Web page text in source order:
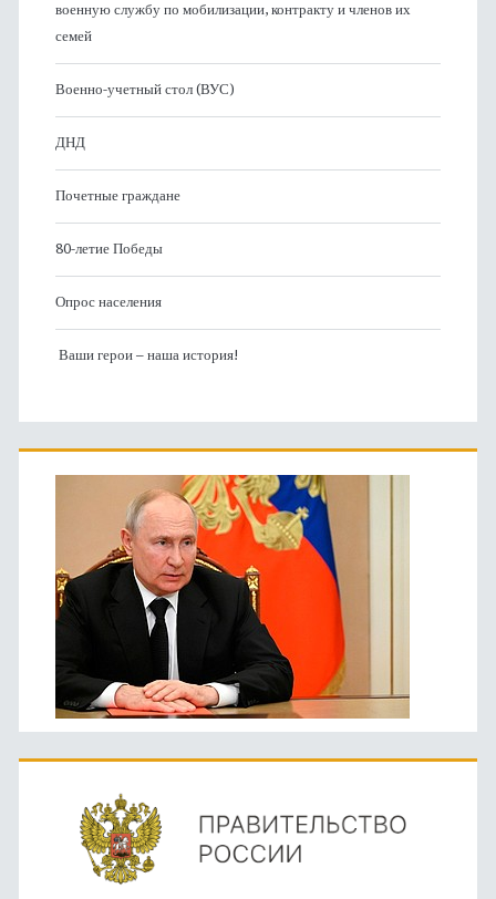
военную службу по мобилизации, контракту и членов их
семей
Военно-учетный стол (ВУС)
ДНД
Почетные граждане
80-летие Победы
Опрос населения
Ваши герои – наша история!